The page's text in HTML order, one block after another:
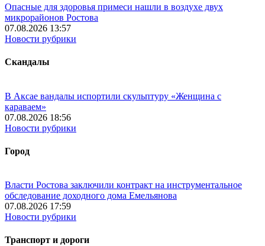
Опасные для здоровья примеси нашли в воздухе двух
микрорайонов Ростова
07.08.2026 13:57
Новости рубрики
Скандалы
В Аксае вандалы испортили скульптуру «Женщина с
караваем»
07.08.2026 18:56
Новости рубрики
Город
Власти Ростова заключили контракт на инструментальное
обследование доходного дома Емельянова
07.08.2026 17:59
Новости рубрики
Транспорт и дороги